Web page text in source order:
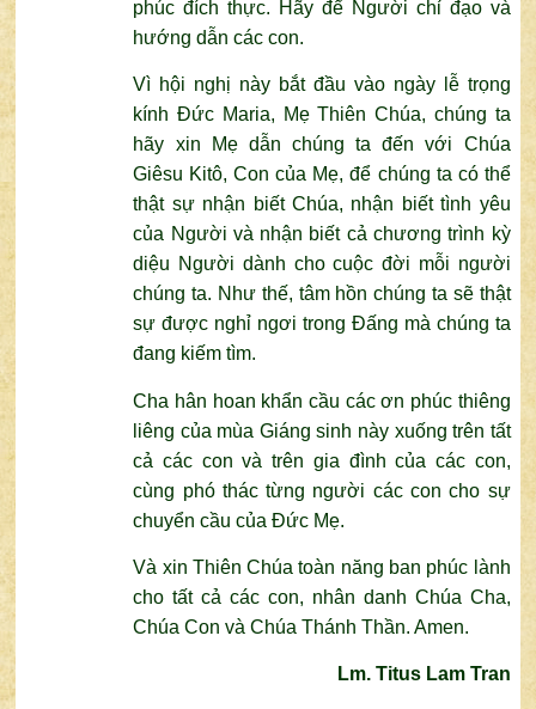
phúc đích thực. Hãy để Người chỉ đạo và
hướng dẫn các con.
Vì hội nghị này bắt đầu vào ngày lễ trọng
kính Đức Maria, Mẹ Thiên Chúa, chúng ta
hãy xin Mẹ dẫn chúng ta đến với Chúa
Giêsu Kitô, Con của Mẹ, để chúng ta có thể
thật sự nhận biết Chúa, nhận biết tình yêu
của Người và nhận biết cả chương trình kỳ
diệu Người dành cho cuộc đời mỗi người
chúng ta. Như thế, tâm hồn chúng ta sẽ thật
sự được nghỉ ngơi trong Đấng mà chúng ta
đang kiếm tìm.
Cha hân hoan khẩn cầu các ơn phúc thiêng
liêng của mùa Giáng sinh này xuống trên tất
cả các con và trên gia đình của các con,
cùng phó thác từng người các con cho sự
chuyển cầu của Đức Mẹ.
Và xin Thiên Chúa toàn năng ban phúc lành
cho tất cả các con, nhân danh Chúa Cha,
Chúa Con và Chúa Thánh Thần. Amen.
Lm. Titus Lam Tran